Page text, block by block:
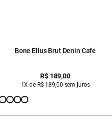
Bone Ellus Brut Denin Cafe
R$ 189,00
1X de R$ 189,00 sem juros